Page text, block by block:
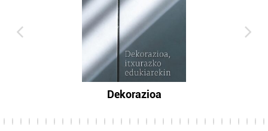
Dekorazioa